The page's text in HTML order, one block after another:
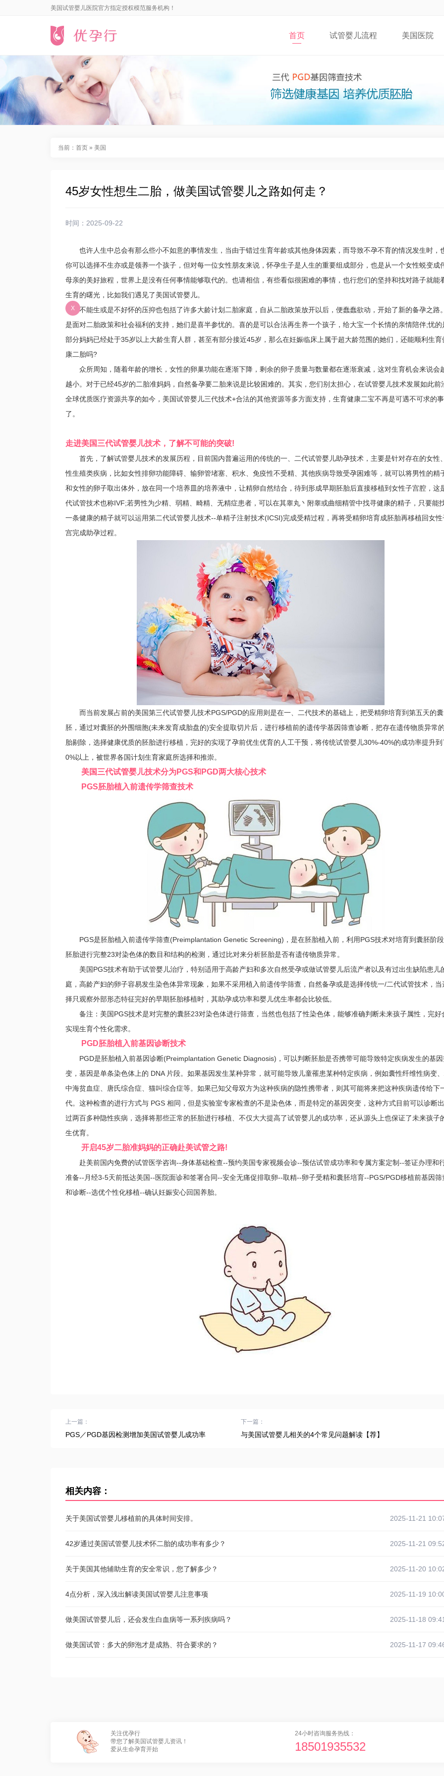
美国试管婴儿医院官方指定授权模范服务机构！
首页 试管婴儿流程 美国医院
当前： 首页 » 美国
45岁女性想生二胎，做美国试管婴儿之路如何走？
时间：2025-09-22
也许人生中总会有那么些小不如意的事情发生，当由于错过生育年龄或其他身体因素，而导致不孕不育的情况发生时，
你可以选择不生亦或是领养一个孩子，但对每一位女性朋友来说，怀孕生子是人生的重要组成部分，也是从一个女性蜕变成
母亲的美好旅程，世界上是没有任何事情能够取代的。也请相信，有些看似很困难的事情，也行您们的坚持和找对路子就能
生育的曙光，比如我们遇见了美国试管婴儿。
不能生或是不好怀的压抑也包括了许多大龄计划二胎家庭，自从二胎政策放开以后，便蠢蠢欲动，开始了新的备孕之路
是面对二胎政策和社会福利的支持，她们是喜半参忧的。喜的是可以合法再生养一个孩子，给大宝一个长情的亲情陪伴;忧的
部分妈妈已经处于35岁以上大龄生育人群，甚至有部分接近45岁，那么在妊娠临床上属于超大龄范围的她们，还能顺利生育
康二胎吗?
众所周知，随着年龄的增长，女性的卵巢功能在逐渐下降，剩余的卵子质量与数量都在逐渐衰减，这对生育机会来说会
越小。对于已经45岁的二胎准妈妈，自然备孕要二胎来说是比较困难的。其实，您们别太担心，在试管婴儿技术发展如此前
全球优质医疗资源共享的如今，美国试管婴儿三代技术+合法的其他资源等多方面支持，生育健康二宝不再是可遇不可求的
了。
走进美国三代试管婴儿技术，了解不可能的突破!
首先，了解试管婴儿技术的发展历程，目前国内普遍运用的传统的一、二代试管婴儿助孕技术，主要是针对存在的女性
性生殖类疾病，比如女性排卵功能障碍、输卵管堵塞、积水、免疫性不受精、其他疾病导致受孕困难等，就可以将男性的精
和女性的卵子取出体外，放在同一个培养皿的培养液中，让精卵自然结合，待到形成早期胚胎后直接移植到女性子宫腔，这
代试管技术也称IVF;若男性为少精、弱精、畸精、无精症患者，可以在其睾丸丶附睾或曲细精管中找寻健康的精子，只要能
一条健康的精子就可以运用第二代试管婴儿技术--单精子注射技术(ICSI)完成受精过程，再将受精卵培育成胚胎再移植回女性
宫完成助孕过程。
而当前发展占前的美国第三代试管婴儿技术PGS/PGD的应用则是在一、二代技术的基础上，把受精卵培育到第五天的囊
胚，通过对囊胚的外围细胞(未来发育成胎盘的)安全提取切片后，进行移植前的遗传学基因筛查诊断，把存在遗传物质异常
胎剔除，选择健康优质的胚胎进行移植，完好的实现了孕前优生优育的人工干预，将传统试管婴儿30%-40%的成功率提升到
0%以上，被世界各国计划生育家庭所选择和推崇。
美国三代试管婴儿技术分为PGS和PGD两大核心技术
PGS胚胎植入前遗传学筛查技术
PGS是胚胎植入前遗传学筛查(Preimplantation Genetic Screening)，是在胚胎植入前，利用PGS技术对培育到囊胚阶
胚胎进行完整23对染色体的数目和结构的检测，通过比对来分析胚胎是否有遗传物质异常。
美国PGS技术有助于试管婴儿治疗，特别适用于高龄产妇和多次自然受孕或做试管婴儿后流产者以及有过出生缺陷患儿
庭，高龄产妇的卵子容易发生染色体异常现象，如果不采用植入前遗传学筛查，自然备孕或是选择传统一/二代试管技术，当
择只观察外部形态特征完好的早期胚胎移植时，其助孕成功率和婴儿优生率都会比较低。
备注：美国PGS技术是对完整的囊胚23对染色体进行筛查，当然也包括了性染色体，能够准确判断未来孩子属性，完好
实现生育个性化需求。
PGD胚胎植入前基因诊断技术
PGD是胚胎植入前基因诊断(Preimplantation Genetic Diagnosis)，可以判断胚胎是否携带可能导致特定疾病发生的基
变，基因是单条染色体上的 DNA 片段。如果基因发生某种异常，就可能导致儿童罹患某种特定疾病，例如囊性纤维性病变
中海贫血症、唐氏综合症、猫叫综合症等。如果已知父母双方为这种疾病的隐性携带者，则其可能将来把这种疾病遗传给下
代。这种检查的进行方式与 PGS 相同，但是实验室专家检查的不是染色体，而是特定的基因突变，这种方式目前可以诊断
过两百多种隐性疾病，选择将那些正常的胚胎进行移植、不仅大大提高了试管婴儿的成功率，还从源头上也保证了未来孩子
生优育。
开启45岁二胎准妈妈的正确赴美试管之路!
赴美前国内免费的试管医学咨询--身体基础检查--预约美国专家视频会诊--预估试管成功率和专属方案定制--签证办理和
准备--月经3-5天前抵达美国--医院面诊和签署合同--安全无痛促排取卵--取精--卵子受精和囊胚培育--PGS/PGD移植前基因筛
和诊断--选优个性化移植--确认妊娠安心回国养胎。
上一篇：
PGS／PGD基因检测增加美国试管婴儿成功率
下一篇：
与美国试管婴儿相关的4个常见问题解读【荐】
相关内容：
关于美国试管婴儿移植前的具体时间安排。 2025-11-21
42岁通过美国试管婴儿技术怀二胎的成功率有多少？ 2025-11-21
关于美国其他辅助生育的安全常识，您了解多少？ 2025-11-20
4点分析，深入浅出解读美国试管婴儿注意事项 2025-11-19
做美国试管婴儿后，还会发生白血病等一系列疾病吗？ 2025-11-18
做美国试管：多大的卵泡才是成熟、符合要求的？ 2025-11-17
关注优孕行
带您了解美国试管婴儿资讯！
爱从生命孕育开始
24小时咨询服务热线：
18501935532
X